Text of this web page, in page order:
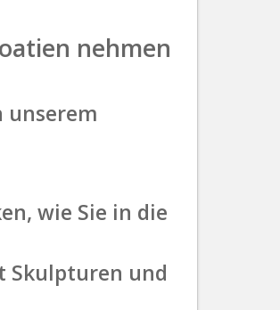
nehmen
unserem
wie Sie in die
Skulpturen und